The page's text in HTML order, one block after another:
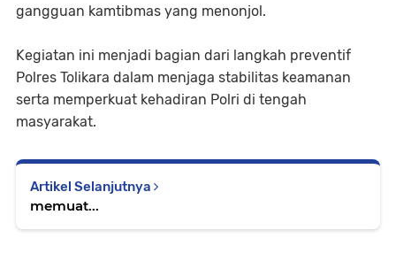
gangguan kamtibmas yang menonjol.
Kegiatan ini menjadi bagian dari langkah preventif
Polres Tolikara dalam menjaga stabilitas keamanan
serta memperkuat kehadiran Polri di tengah
masyarakat.
Artikel Selanjutnya
memuat...